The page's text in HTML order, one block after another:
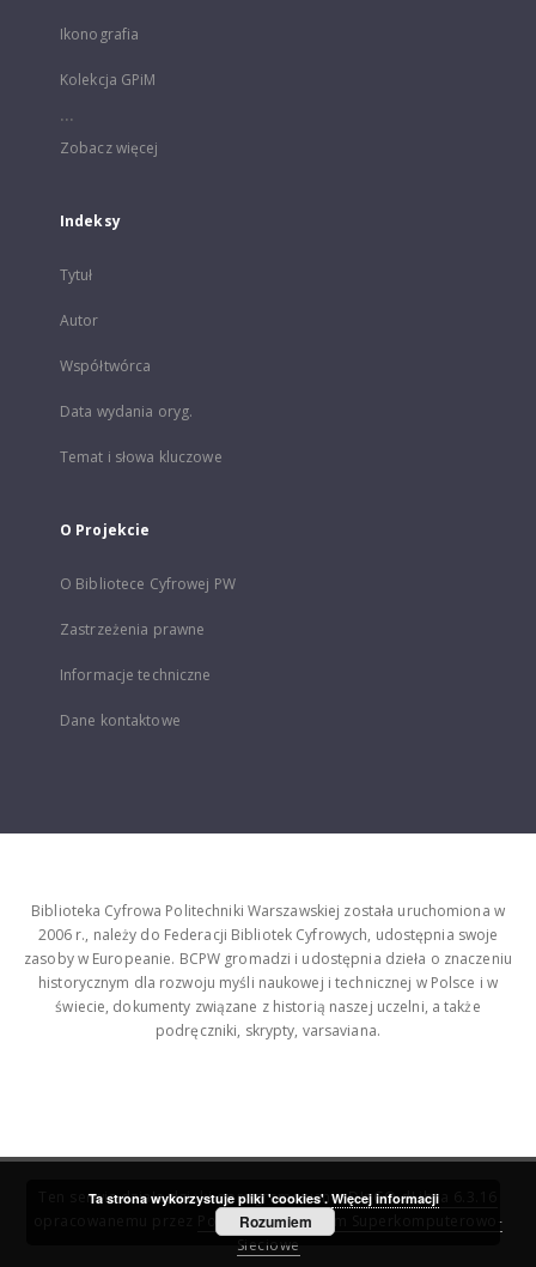
Ikonografia
Kolekcja GPiM
...
Zobacz więcej
Indeksy
Tytuł
Autor
Współtwórca
Data wydania oryg.
Temat i słowa kluczowe
O Projekcie
O Bibliotece Cyfrowej PW
Zastrzeżenia prawne
Informacje techniczne
Dane kontaktowe
Biblioteka Cyfrowa Politechniki Warszawskiej została uruchomiona w
2006 r., należy do Federacji Bibliotek Cyfrowych, udostępnia swoje
zasoby w Europeanie. BCPW gromadzi i udostępnia dzieła o znaczeniu
historycznym dla rozwoju myśli naukowej i technicznej w Polsce i w
świecie, dokumenty związane z historią naszej uczelni, a także
podręczniki, skrypty, varsaviana.
Ten serwis działa dzięki oprogramowaniuDInGO dLibra 6.3.16
Poznańskie Centrum Superkomputerowo-
Sieciowe
Ta strona wykorzystuje pliki 'cookies'. Więcej informacji
Rozumiem